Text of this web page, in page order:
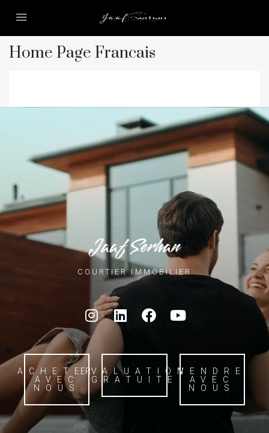
Home Page Francais
Jaaf Serhan
COURTIER IMMOBILIER
ACHETER
AVEC
NOUS
EVALUATION
GRATUITE
VENDRE
AVEC
NOUS